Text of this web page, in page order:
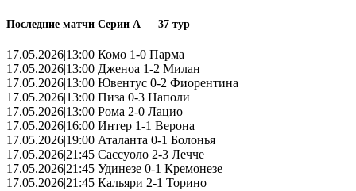
Последние матчи Серии А — 37 тур
17.05.2026|13:00 Комо 1-0 Парма
17.05.2026|13:00 Дженоа 1-2 Милан
17.05.2026|13:00 Ювентус 0-2 Фиорентина
17.05.2026|13:00 Пиза 0-3 Наполи
17.05.2026|13:00 Рома 2-0 Лацио
17.05.2026|16:00 Интер 1-1 Верона
17.05.2026|19:00 Аталанта 0-1 Болонья
17.05.2026|21:45 Сассуоло 2-3 Лечче
17.05.2026|21:45 Удинезе 0-1 Кремонезе
17.05.2026|21:45 Кальяри 2-1 Торино